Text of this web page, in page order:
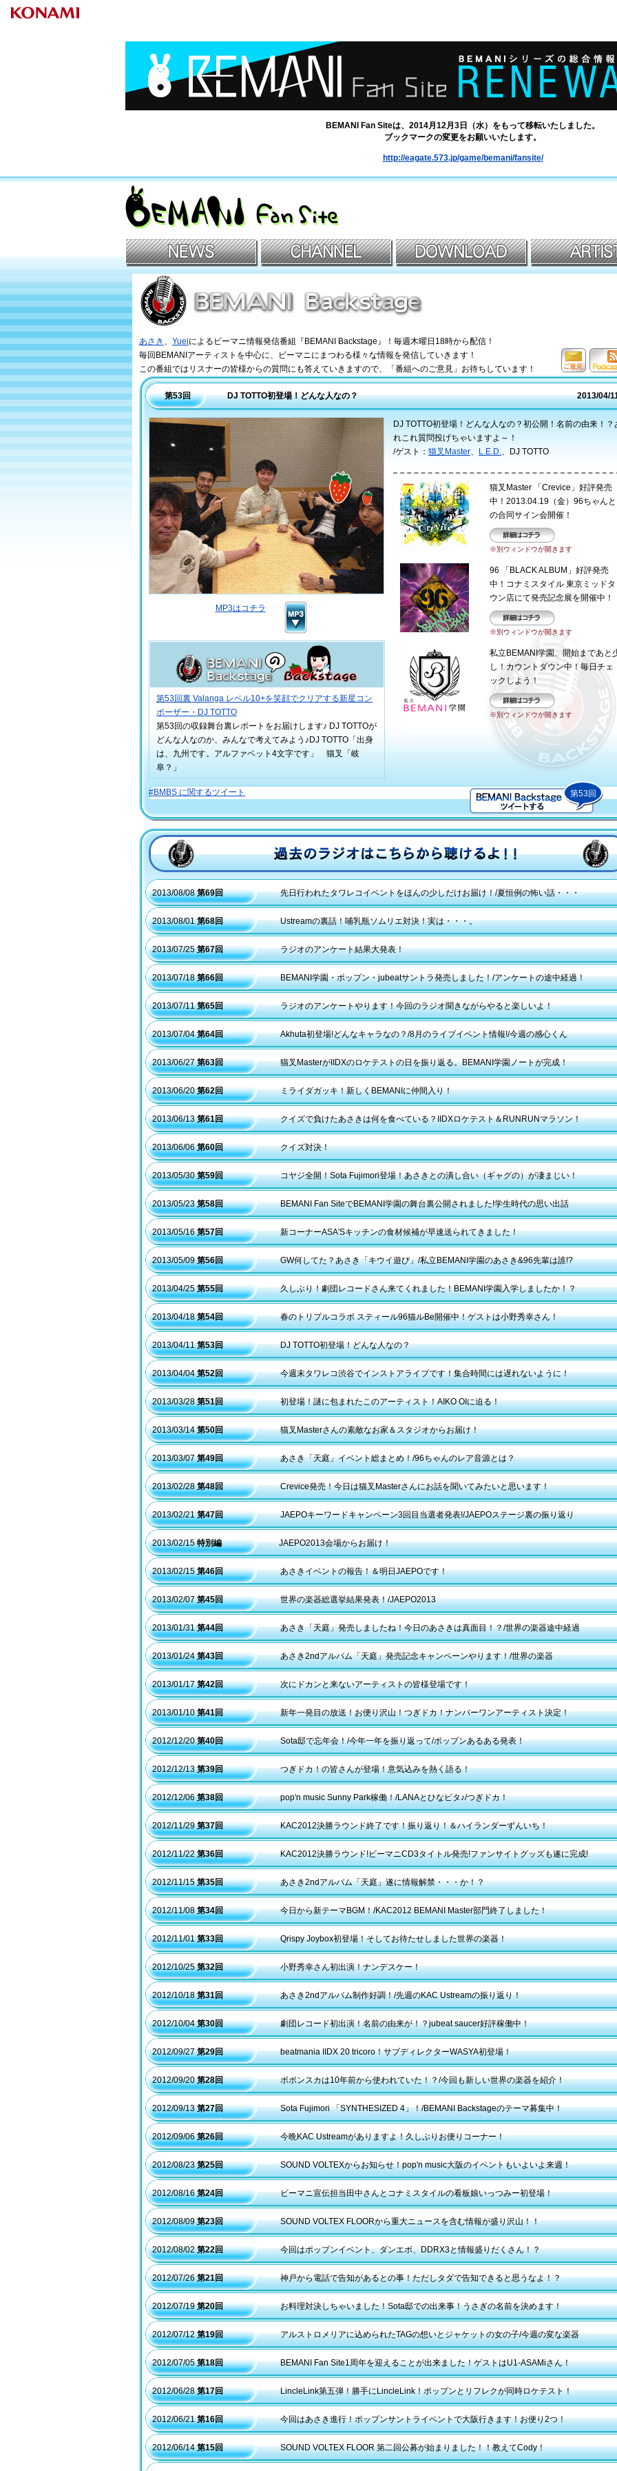
BEMANI Fan Siteは、2014月12月3日（水）をもって移転いたしました。
ブックマークの変更をお願いいたします。
http://eagate.573.jp/game/bemani/fansite/
あさき 、 Yueiによるビーマニ情報発信番組『BEMANI Backstage』！毎週木曜日18時から配信！
毎回BEMANIアーティストを中心に、ビーマニにまつわる様々な情報を発信していきます！
この番組ではリスナーの皆様からの質問にも答えていきますので、「番組へのご意見」お待ちしています！
S
ご意見
はコチ
ラ
第53回 2013/04/
DJ TOTTO初登場！どんな人なの？
MP3はコチラ
第53回裏 Valanga レベル10+を笑顔でクリアする新星コン
ポーザー・DJ TOTTO
第53回の収録舞台裏レポートをお届けします♪ DJ TOTTOが
どんな人なのか、みんなで考えてみよう♪DJ TOTTO「出身
は、九州です。アルファベット4文字です」 猫叉「岐
阜？」
DJ TOTTO初登場！どんな人なの？初公開！名前の由来！？
れこれ質問投げちゃいますよ～！
/ゲスト： 猫叉Master、 L.E.D.、DJ TOTTO
猫叉Master 「Crevice」好評発売
中！2013.04.19（金）96ちゃんと
の合同サイン会開催！
詳細はコチラ
※別ウィンドウが開きます
96 「BLACK ALBUM」好評発売
中！コナミスタイル 東京ミッドタ
ウン店にて発売記念展を開催中！
詳細はコチラ
※別ウィンドウが開きます
私立BEMANI学園、開始まであと
し！カウントダウン中！毎日チェ
ックしよう！
詳細はコチラ
※別ウィンドウが開きます
#BMBS に関するツイート 第53回
過去のラジオはこちらから
2013/08/08第69回 先日行われたタワレコイベントをほんの少しだけお届け！/夏恒例の怖い話・・・
2013/08/01第68回 Ustreamの裏話！哺乳瓶ソムリエ対決！実は・・・。
2013/07/25第67回 ラジオのアンケート結果大発表！
2013/07/18第66回 BEMANI学園・ポップン・jubeatサントラ発売しました！/アンケートの途中経過！
2013/07/11第65回 ラジオのアンケートやります！今回のラジオ聞きながらやると楽しいよ！
2013/07/04第64回 Akhuta初登場!どんなキャラなの？/8月のライブイベント情報!/今週の感心くん
2013/06/27第63回 猫叉MasterがIIDXのロケテストの日を振り返る。BEMANI学園ノートが完成！
2013/06/20第62回 ミライダガッキ！新しくBEMANIに仲間入り！
2013/06/13第61回 クイズで負けたあさきは何を食べている？IIDXロケテスト＆RUNRUNマラソン！
2013/06/06第60回 クイズ対決！
2013/05/30第59回 コヤジ全開！Sota Fujimori登場！あさきとの潰し合い（ギャグの）が凄まじい！
2013/05/23第58回 BEMANI Fan SiteでBEMANI学園の舞台裏公開されました!学生時代の思い出話
2013/05/16第57回 新コーナーASA'Sキッチンの食材候補が早速送られてきました！
2013/05/09第56回 GW何してた？あさき「キウイ遊び」/私立BEMANI学園のあさき&96先輩は誰!?
2013/04/25第55回 久しぶり！劇団レコードさん来てくれました！BEMANI学園入学しましたか！？
2013/04/18第54回 春のトリプルコラボ スティール96猫ルBe開催中！ゲストは小野秀幸さん！
2013/04/11第53回 DJ TOTTO初登場！どんな人なの？
2013/04/04第52回 今週末タワレコ渋谷でインストアライブです！集合時間には遅れないように！
2013/03/28第51回 初登場！謎に包まれたこのアーティスト！AIKO OIに迫る！
2013/03/14第50回 猫叉Masterさんの素敵なお家＆スタジオからお届け！
2013/03/07第49回 あさき「天庭」イベント総まとめ！/96ちゃんのレア音源とは？
2013/02/28第48回 Crevice発売！今日は猫叉Masterさんにお話を聞いてみたいと思います！
2013/02/21第47回 JAEPOキーワードキャンペーン3回目当選者発表!/JAEPOステージ裏の振り返り
2013/02/15特別編 JAEPO2013会場からお届け！
2013/02/15第46回 あさきイベントの報告！＆明日JAEPOです！
2013/02/07第45回 世界の楽器総選挙結果発表！/JAEPO2013
2013/01/31第44回 あさき「天庭」発売しましたね！今日のあさきは真面目！？/世界の楽器途中経過
2013/01/24第43回 あさき2ndアルバム「天庭」発売記念キャンペーンやります！/世界の楽器
2013/01/17第42回 次にドカンと来ないアーティストの皆様登場です！
2013/01/10第41回 新年一発目の放送！お便り沢山！つぎドカ！ナンバーワンアーティスト決定！
2012/12/20第40回 Sota邸で忘年会！/今年一年を振り返って/ポップンあるある発表！
2012/12/13第39回 つぎドカ！の皆さんが登場！意気込みを熱く語る！
2012/12/06第38回 pop'n music Sunny Park稼働！/LANAとひなビタ♪/つぎドカ！
2012/11/29第37回 KAC2012決勝ラウンド終了です！振り返り！＆ハイランダーずんいち！
2012/11/22第36回 KAC2012決勝ラウンド!ビーマニCD3タイトル発売!ファンサイトグッズも遂に完成!
2012/11/15第35回 あさき2ndアルバム「天庭」遂に情報解禁・・・か！？
2012/11/08第34回 今日から新テーマBGM！/KAC2012 BEMANI Master部門終了しました！
2012/11/01第33回 Qrispy Joybox初登場！そしてお待たせしました世界の楽器！
2012/10/25第32回 小野秀幸さん初出演！ナンデスケー！
2012/10/18第31回 あさき2ndアルバム制作好調！/先週のKAC Ustreamの振り返り！
2012/10/04第30回 劇団レコード初出演！名前の由来が！？jubeat saucer好評稼働中！
2012/09/27第29回 beatmania IIDX 20 tricoro！サブディレクターWASYA初登場！
2012/09/20第28回 ボボンスカは10年前から使われていた！？/今回も新しい世界の楽器を紹介！
2012/09/13第27回 Sota Fujimori 「SYNTHESIZED 4」！/BEMANI Backstageのテーマ募集中！
2012/09/06第26回 今晩KAC Ustreamがありますよ！久しぶりお便りコーナー！
2012/08/23第25回 SOUND VOLTEXからお知らせ！pop'n music大阪のイベントもいよいよ来週！
2012/08/16第24回 ビーマニ宣伝担当田中さんとコナミスタイルの看板娘いっつみー初登場！
2012/08/09第23回 SOUND VOLTEX FLOORから重大ニュースを含む情報が盛り沢山！！
2012/08/02第22回 今回はポップンイベント、ダンエボ、DDRX3と情報盛りだくさん！？
2012/07/26第21回 神戸から電話で告知があるとの事！ただしタダで告知できると思うなよ！？
2012/07/19第20回 お料理対決しちゃいました！Sota邸での出来事！うさぎの名前を決めます！
2012/07/12第19回 アルストロメリアに込められたTAGの想いとジャケットの女の子/今週の変な楽器
2012/07/05第18回 BEMANI Fan Site1周年を迎えることが出来ました！ゲストはU1-ASAMiさん！
2012/06/28第17回 LincleLink第五弾！勝手にLincleLink！ポップンとリフレクが同時ロケテスト！
2012/06/21第16回 今回はあさき進行！ポップンサントライベントで大阪行きます！お便り2つ！
2012/06/14第15回 SOUND VOLTEX FLOOR 第二回公募が始まりました！！教えてCody！